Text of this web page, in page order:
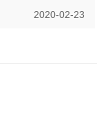
2020-02-23